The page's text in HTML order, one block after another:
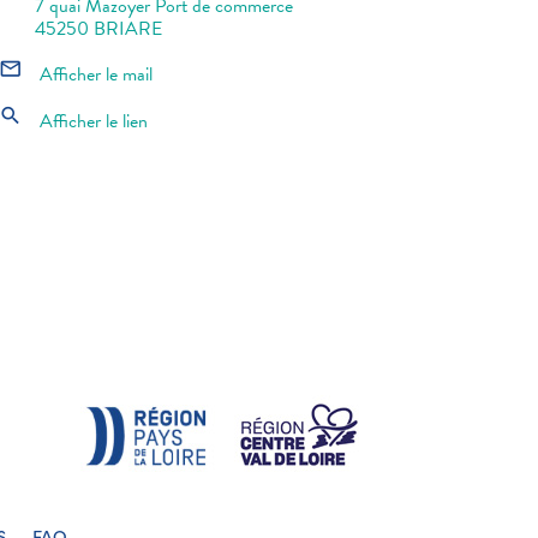
7 quai Mazoyer Port de commerce
45250 BRIARE
mail_outline Afficher le mail
search Afficher le lien